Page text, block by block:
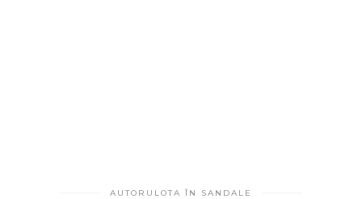
AUTORULOTA ÎN SANDALE